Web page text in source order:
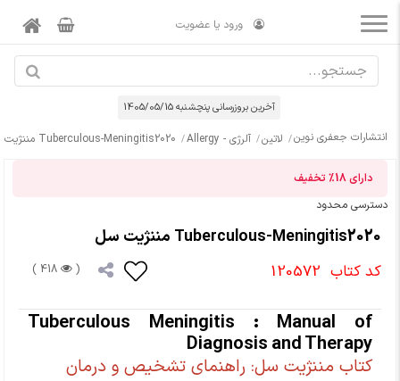
ورود یا عضویت
آخرین بروزرسانی پنچشنبه 1405/05/15
انتشارات جعفری نوین لاتین آلرژی - Allergy Tuberculous-Meningitis2020 مننژیت سل
دارای18% تخفیف
دسترسی محدود
Tuberculous-Meningitis2020 مننژیت سل
کد کتاب 120572
(
418 )
Tuberculous Meningitis : Manual of
Diagnosis and Therapy
کتاب مننژیت سل: راهنمای تشخیص و درمان